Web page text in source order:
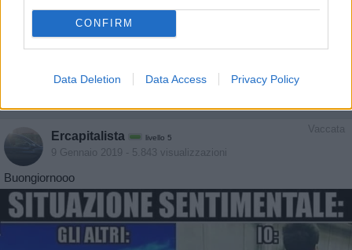
CONFIRM
Data Deletion Data Access Privacy Policy
Redimorto66:Giorno 😀
13 Gennaio 2019 alle ore 12:02
·Ti stimo · Rispondi
Vaccata
Ercapitalista livello 5
9 Gennaio 2019 - 5.843 visualizzazioni
Buongiornooo